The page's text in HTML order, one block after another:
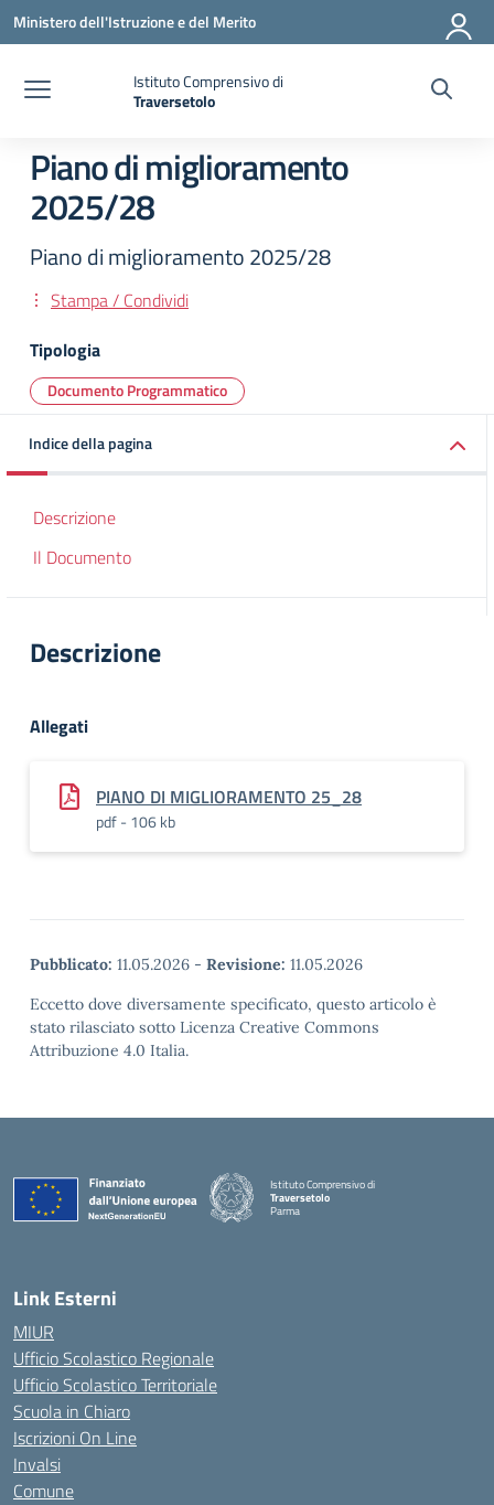
Vai ai contenuti
Vai al menu di navigazione
Vai al footer
Ministero dell'Istruzione e del Merito
Istituto Comprensivo di
Traversetolo
Piano di miglioramento
2025/28
Piano di miglioramento 2025/28
Stampa / Condividi
Tipologia
Documento Programmatico
Indice della pagina
Descrizione
Il Documento
Descrizione
Allegati
PIANO DI MIGLIORAMENTO 25_28
pdf - 106 kb
Pubblicato: 11.05.2026 - Revisione: 11.05.2026
Eccetto dove diversamente specificato, questo articolo è
stato rilasciato sotto Licenza Creative Commons
Attribuzione 4.0 Italia.
Istituto Comprensivo di
Traversetolo
Parma
Link Esterni
MIUR
Ufficio Scolastico Regionale
Ufficio Scolastico Territoriale
Scuola in Chiaro
Iscrizioni On Line
Invalsi
Comune